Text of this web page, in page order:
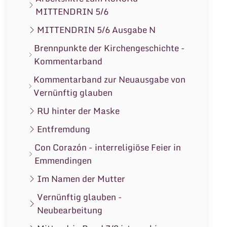
MITTENDRIN 5/6
MITTENDRIN 5/6 Ausgabe N
Brennpunkte der Kirchengeschichte -
Kommentarband
Kommentarband zur Neuausgabe von
Vernünftig glauben
RU hinter der Maske
Entfremdung
Con Corazón - interreligiöse Feier in
Emmendingen
Im Namen der Mutter
Vernünftig glauben -
Neubearbeitung